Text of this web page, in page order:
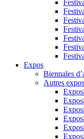
Expos
Biennales
Autres